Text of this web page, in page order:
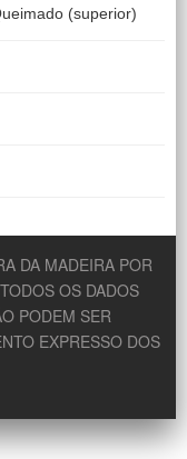
(superior)
DA MADEIRA POR
OS DADOS
PODEM SER
EXPRESSO DOS